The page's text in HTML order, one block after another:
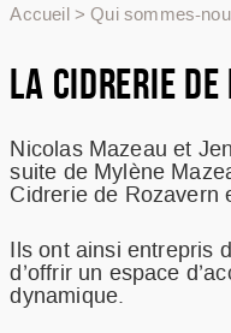
PRODUITS
AGENDA
BLOG
BIENVENUE À LA FERME
RECETTES
NOTRE METIER
RESSOURCES
FAQ
COMMANDER
Accueil>Qui sommes-
LA CIDRERIE DE
Nicolas Mazeau et
suite de Mylène
Cidrerie de Rozavern
Ils ont ainsi entrepris
d’offrir un espace
dynamique.